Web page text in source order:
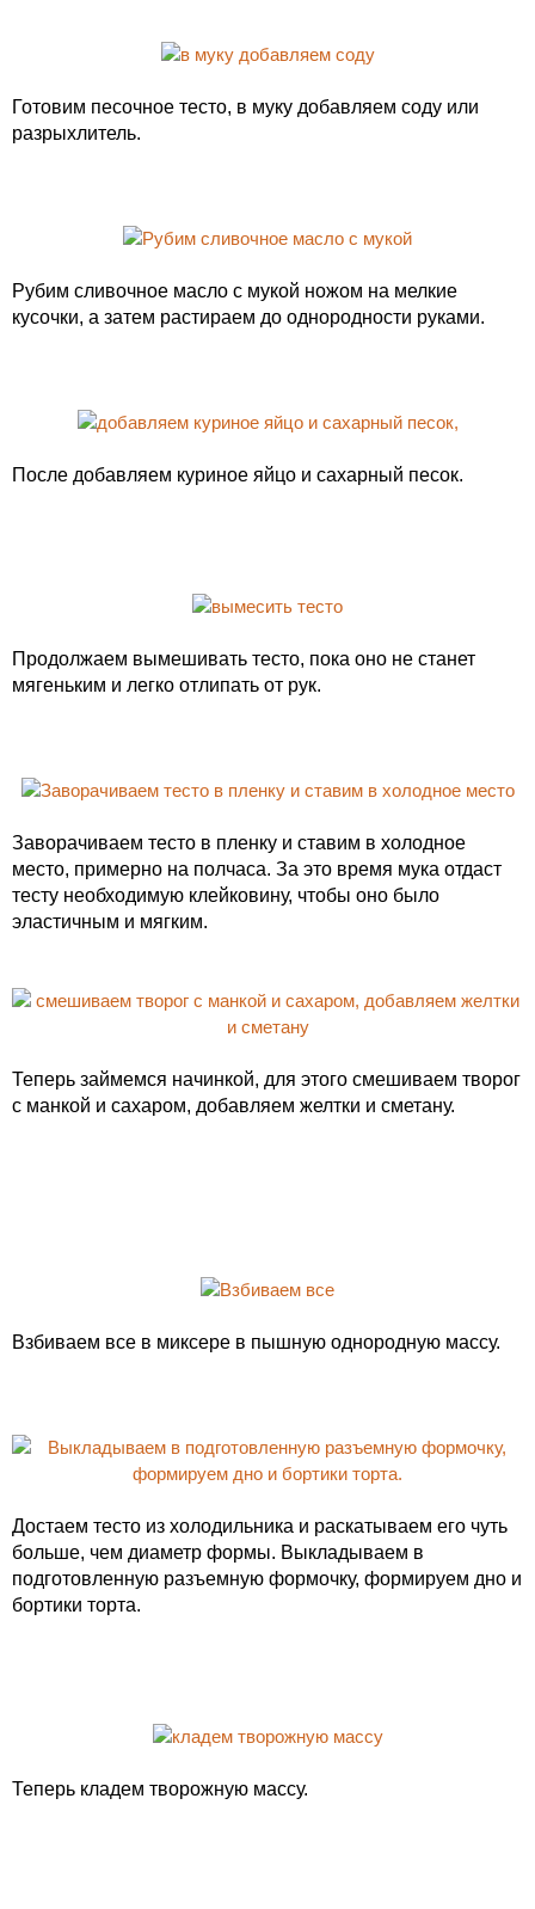
Готовим песочное тесто, в муку добавляем соду или
разрыхлитель.
Рубим сливочное масло с мукой ножом на мелкие
кусочки, а затем растираем до однородности руками.
После добавляем куриное яйцо и сахарный песок.
Продолжаем вымешивать тесто, пока оно не станет
мягеньким и легко отлипать от рук.
Заворачиваем тесто в пленку и ставим в холодное
место, примерно на полчаса. За это время мука отдаст
тесту необходимую клейковину, чтобы оно было
эластичным и мягким.
Теперь займемся начинкой, для этого смешиваем творог
с манкой и сахаром, добавляем желтки и сметану.
Взбиваем все в миксере в пышную однородную массу.
Достаем тесто из холодильника и раскатываем его чуть
больше, чем диаметр формы. Выкладываем в
подготовленную разъемную формочку, формируем дно и
бортики торта.
Теперь кладем творожную массу.